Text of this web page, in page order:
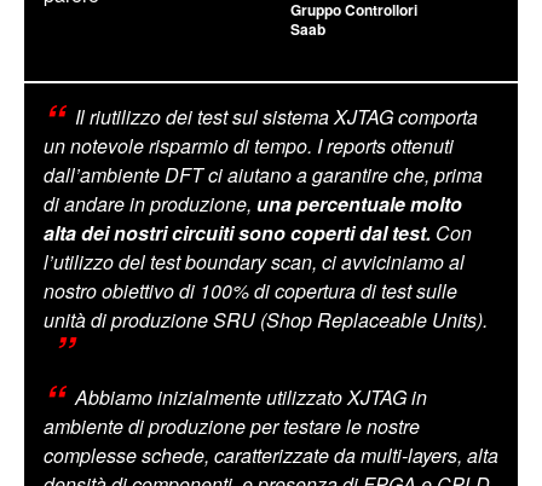
Gruppo Controllori
Saab
Il riutilizzo dei test sul sistema XJTAG comporta
un notevole risparmio di tempo. I reports ottenuti
dall’ambiente DFT ci aiutano a garantire che, prima
di andare in produzione, una percentuale molto
alta dei nostri circuiti sono coperti dal test. Con
l’utilizzo del test boundary scan, ci avviciniamo al
nostro obiettivo di 100% di copertura di test sulle
unità di produzione SRU (Shop Replaceable Units).
Abbiamo inizialmente utilizzato XJTAG in
ambiente di produzione per testare le nostre
complesse schede, caratterizzate da multi-layers, alta